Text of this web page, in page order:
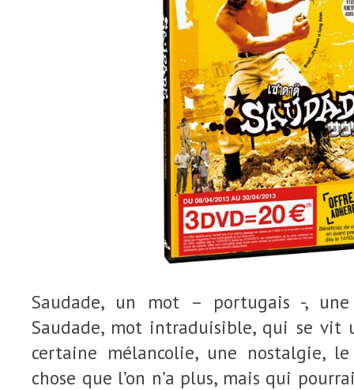
Saudade, un mot – portugais -,
Saudade, mot intraduisible, qui se vit
certaine mélancolie, une nostalgie,
chose que l’on n’a plus, mais qui